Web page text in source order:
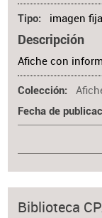
Tipo imagen fija
Descripción
Afiche con
Colección
Fecha de
Biblioteca